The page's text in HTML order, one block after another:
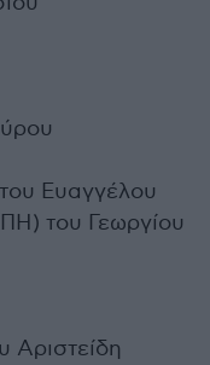
Ευαγγέλου
του Γεωργίου